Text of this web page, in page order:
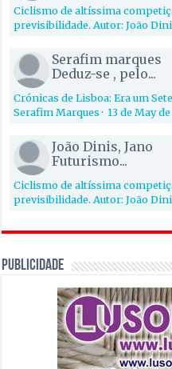
Ciclismo de altíssima
previsibilidade. Autor: João
Serafim marques
Deduz-se , pelo...
Crónicas de Lisboa: Era um
Serafim Marques·13 de May
João Dinis, Jano
Futurismo...
Ciclismo de altíssima
previsibilidade. Autor: João
PUBLICIDADE